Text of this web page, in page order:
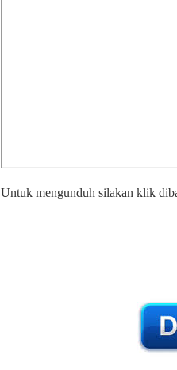
Untuk mengunduh silakan klik